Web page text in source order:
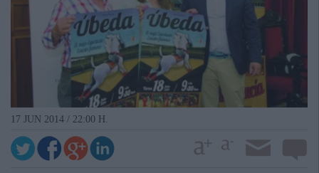
17 JUN 2014 / 22:00 H.